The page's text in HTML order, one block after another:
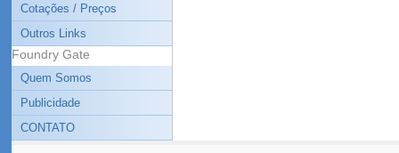
Cotações / Preços
Outros Links
Foundry Gate
Quem Somos
Publicidade
CONTATO